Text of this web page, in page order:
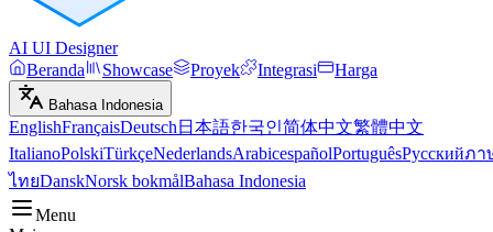
AI UI Designer
Beranda
Showcase Proyek Integrasi Harga
Bahasa Indonesia
EnglishFrançaisDeutsch 日本語한국인简体中文繁體中文
ItalianoPolskiTürkçeNederlandsArabicespañolPortuguêsРусскийภา
ไทยDanskNorsk bokmålBahasa Indonesia
Menu